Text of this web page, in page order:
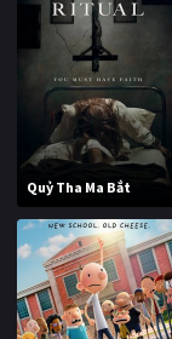
Quỷ Tha Ma Bắt